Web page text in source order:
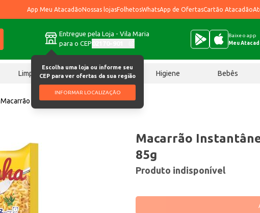
App Meu AtacadãoNossas lojasFolhetosWhatsApp de OfertasCartão Atacadão
Entregue pela Loja - Vila Maria
para o CEP
Escolha uma loja ou informe seu
CEP para ver ofertas da sua região
INFORMAR LOCALIZAÇÃO
Baixe o app
Meu
Limpeza Chocolates Higiene Bebês
Macarrão Instantâneo Apti Galinha 85g
Macarrão
85g
Produto indisponível